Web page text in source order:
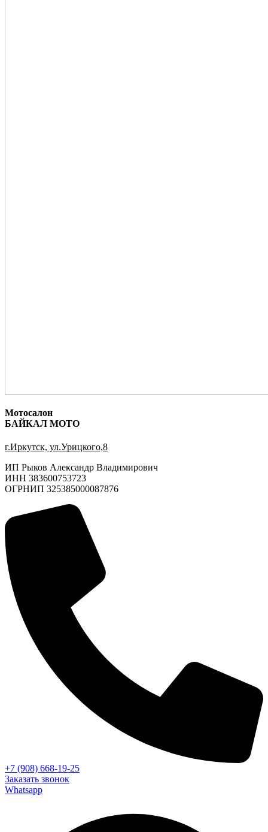
Мотосалон
БАЙКАЛ МОТО
г.Иркутск, ул.Урицкого,8
ИП Рыков Александр Владимирович
ИНН 383600753723
ОГРНИП 325385000087876
+7 (908) 668-19-25
Заказать звонок
Whatsapp